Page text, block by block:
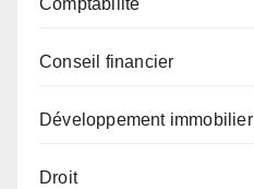
Comptabilité
Conseil financier
Développement immobilier
Droit